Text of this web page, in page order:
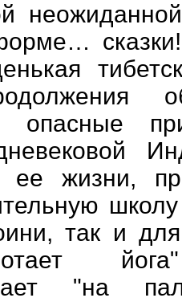
сказки!
опасные
ее жизни,
так и
"на